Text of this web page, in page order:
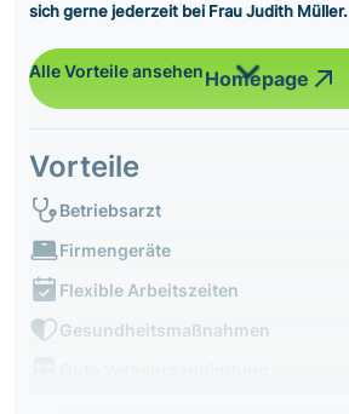
sich gerne jederzeit bei Frau Judith Müller.
Homepage
Vorteile
Betriebsarzt
Firmengeräte
Flexible Arbeitszeiten
Gesundheitsmaßnahmen
Alle Vorteile ansehen